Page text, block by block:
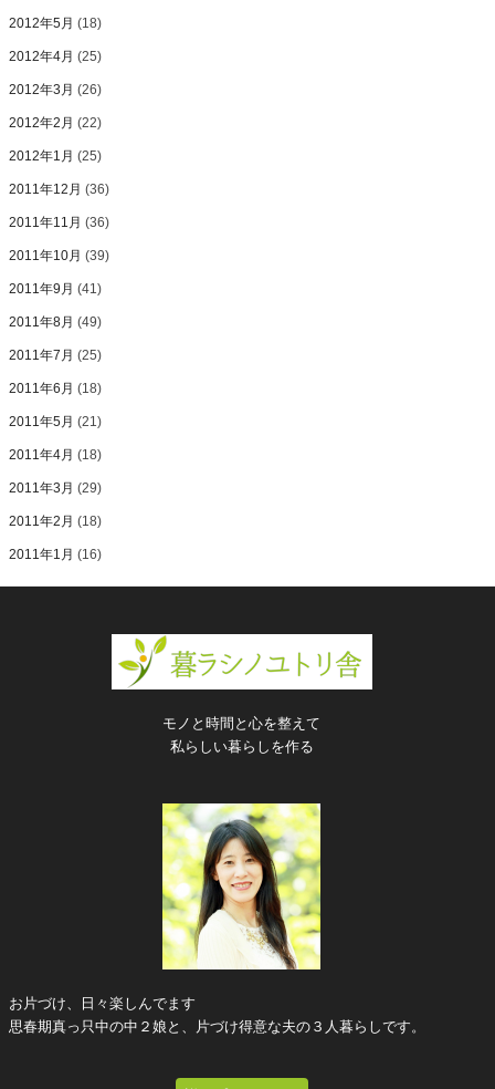
2012年5月 (18)
2012年4月 (25)
2012年3月 (26)
2012年2月 (22)
2012年1月 (25)
2011年12月 (36)
2011年11月 (36)
2011年10月 (39)
2011年9月 (41)
2011年8月 (49)
2011年7月 (25)
2011年6月 (18)
2011年5月 (21)
2011年4月 (18)
2011年3月 (29)
2011年2月 (18)
2011年1月 (16)
モノと時間と心を整えて
私らしい暮らしを作る
お片づけ、日々楽しんでます
思春期真っ只中の中２娘と、片づけ得意な夫の３人暮らしです。